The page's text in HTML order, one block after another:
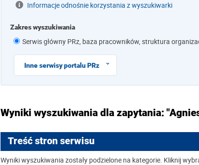
Informacje odnośnie korzystania z wyszukiwarki
Zakres wyszukiwania
Serwis główny PRz, baza pracowników, struktura
Inne serwisy portalu PRz
Wyniki wyszukiwania dla zapytania:
Treść stron serwisu
Wyniki wyszukiwania zostały podzielone na kategorie. Kliknij